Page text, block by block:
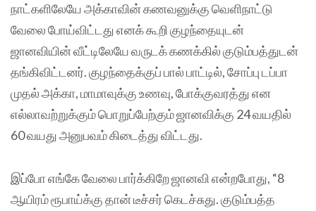
நாட்களிலேயே அக்காவின் கணவனுக்கு வெளிநாட்டு
வேலை போய்விட்டது எனக் கூறி குழந்தையுடன்
ஜானவியின் வீட்டிலேயே வருடக் கணக்கில் குடும்பத்துடன்
தங்கிவிட்டனர். குழந்தைக்குப் பால் பாட்டில், சோப்பு டப்பா
முதல் அக்கா, மாமாவுக்கு உணவு, போக்குவரத்து என
எல்லாவற்றுக்கும் பொறுப்பேற்கும் ஜானவிக்கு 24 வயதில்
60 வயது அனுபவம் கிடைத்து விட்டது.
இப்போ எங்கே வேலை பார்க்கிறே ஜானவி என்றபோது, “8
ஆயிரம் ரூபாய்க்கு தான் டீச்சர் கெடச்சுது. குடும்பத்த